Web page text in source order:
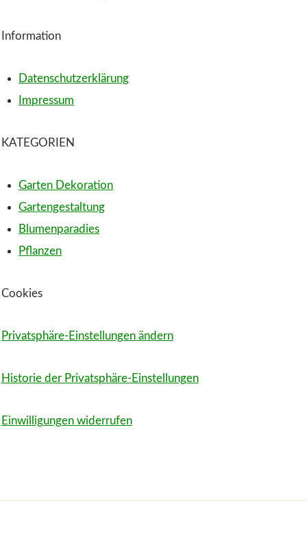
Information
Datenschutzerklärung
Impressum
KATEGORIEN
Garten Dekoration
Gartengestaltung
Blumenparadies
Pflanzen
Cookies
Privatsphäre-Einstellungen ändern
Historie der Privatsphäre-Einstellungen
Einwilligungen widerrufen